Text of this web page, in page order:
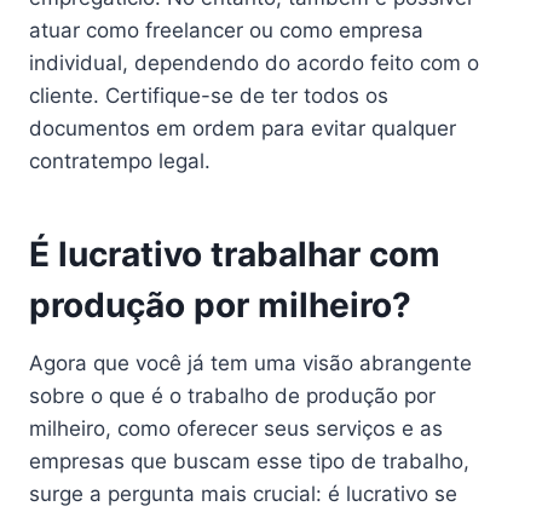
atuar como freelancer ou como empresa
individual, dependendo do acordo feito com o
cliente. Certifique-se de ter todos os
documentos em ordem para evitar qualquer
contratempo legal.
É lucrativo trabalhar com
produção por milheiro?
Agora que você já tem uma visão abrangente
sobre o que é o trabalho de produção por
milheiro, como oferecer seus serviços e as
empresas que buscam esse tipo de trabalho,
surge a pergunta mais crucial: é lucrativo se